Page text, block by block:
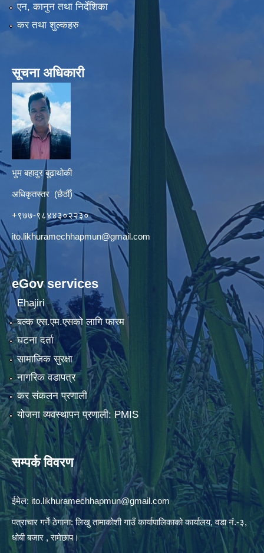
एन, कानुन तथा निर्देशिका
कर तथा शुल्कहरु
सूचना अधिकारी
भुम बहादुर बुढाथोकी
अधिकृतस्तर (छैठौँ)
+९७७-९८४४३०२२३०
ito.likhuramechhapmun@gmail.com
eGov services
Ehajiri
बल्क एस.एम.एसको लागि फारम
घटना दर्ता
सामाजिक सुरक्षा
नागरिक वडापत्र
कर संकलन प्रणाली
योजना व्यवस्थापन प्रणाली: PMIS
सम्पर्क विवरण
ईमेल: ito.likhuramechhapmun@gmail.com
पत्राचार गर्ने ठेगाना: लिखु तामाकोशी गाउँ कार्यापालिकाको कार्यालय, वडा नं.-३,
धोबी बजार , रामेछाप।